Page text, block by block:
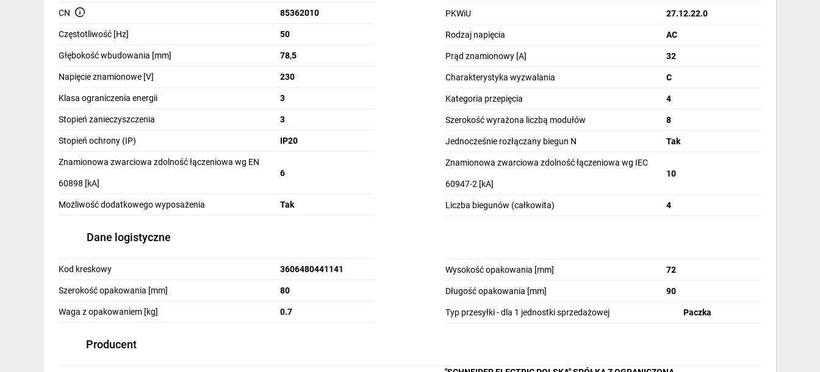
Elektronika
Smart home
Elektromobilność
Telewizja naziemna i satelitarna
Wentylacja i rekuperacja
CN 85362010
Częstotliwość [Hz] 50
Głębokość wbudowania [mm] 78,5
Napięcie znamionowe [V] 230
Klasa ograniczenia energii 3
Stopień zanieczyszczenia 3
Stopień ochrony (IP) IP20
Znamionowa zwarciowa zdolność łączeniowa wg EN
60898 [kA]
6
Możliwość dodatkowego wyposażenia Tak
PKWiU 27.12.22.0
Rodzaj napięcia AC
Prąd znamionowy [A] 32
Charakterystyka wyzwalania C
Kategoria przepięcia 4
Szerokość wyrażona liczbą modułów 8
Jednocześnie rozłączany biegun N Tak
Znamionowa zwarciowa zdolność łączeniowa wg IEC
60947-2 [kA]
10
Liczba biegunów (całkowita) 4
Dane logistyczne
Kod kreskowy 3606480441141
Szerokość opakowania [mm] 80
Waga z opakowaniem [kg] 0.7
Wysokość opakowania [mm] 72
Długość opakowania [mm] 90
Typ przesyłki - dla 1 jednostki sprzedażowej Paczka
Producent